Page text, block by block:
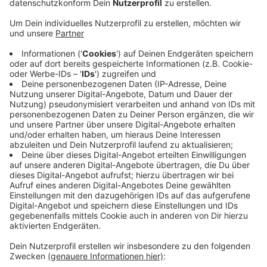
geeinigt. Bereits bekannt wurde, dass die
Warenhauskette 62 der insgesamt 172 Filialen
schließen wird. Für Freitagnittag ist eine
Telefonkonferenz angesetzt. Dann soll zwischen
Betriebsräten und Geschäftsführung besprochen
werden, welche Filialen schließen müssen, wo
Arbeitsplätze wegfallen und welche Filialen
erhalten bleiben. Die Häuser, denen das Ende des
Betriebs bevorsteht, werden die Mitarbeiter am
Nachmittag über das weitere Vorgehen
informieren, heißt es. Die Euskirchener Kaufhof-
Filiale gibt es seit über 40 Jahren.
Veröffentlicht:Freitag, 19.06.2020 10:55